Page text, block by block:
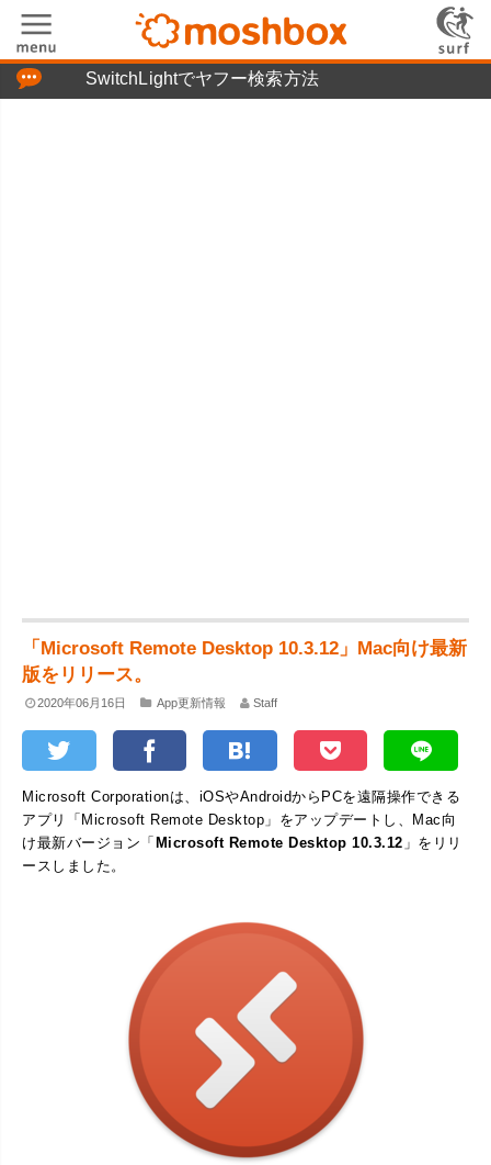
SwitchLightでヤフー検索方法
「Microsoft Remote Desktop 10.3.12」Mac向け最新
版をリリース。
2020年06月16日 App更新情報 Staff
Microsoft Corporationは、iOSやAndroidからPCを遠隔操作できる
アプリ「Microsoft Remote Desktop」をアップデートし、Mac向
け最新バージョン「Microsoft Remote Desktop 10.3.12 」をリリ
ースしました。
「つぶやき」の使い方